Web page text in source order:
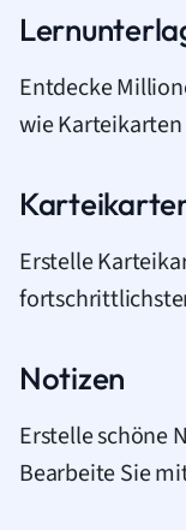
Entdecke
wie
Erstelle
Notizen
Erstelle schöne
Bearbeite Sie